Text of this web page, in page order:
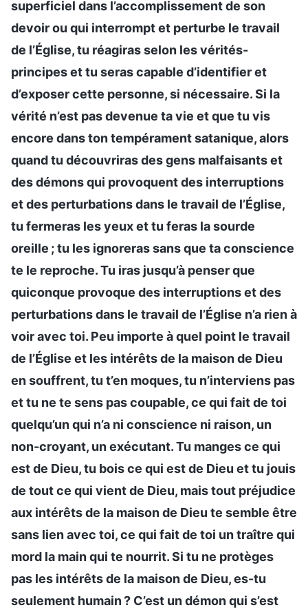
superficiel dans l’accomplissement de son
devoir ou qui interrompt et perturbe le travail
de l’Église, tu réagiras selon les vérités-
principes et tu seras capable d’identifier et
d’exposer cette personne, si nécessaire. Si la
vérité n’est pas devenue ta vie et que tu vis
encore dans ton tempérament satanique, alors
quand tu découvriras des gens malfaisants et
des démons qui provoquent des interruptions
et des perturbations dans le travail de l’Église,
tu fermeras les yeux et tu feras la sourde
oreille ; tu les ignoreras sans que ta conscience
te le reproche. Tu iras jusqu’à penser que
quiconque provoque des interruptions et des
perturbations dans le travail de l’Église n’a rien à
voir avec toi. Peu importe à quel point le travail
de l’Église et les intérêts de la maison de Dieu
en souffrent, tu t’en moques, tu n’interviens pas
et tu ne te sens pas coupable, ce qui fait de toi
quelqu’un qui n’a ni conscience ni raison, un
non-croyant, un exécutant. Tu manges ce qui
est de Dieu, tu bois ce qui est de Dieu et tu jouis
de tout ce qui vient de Dieu, mais tout préjudice
aux intérêts de la maison de Dieu te semble être
sans lien avec toi, ce qui fait de toi un traître qui
mord la main qui te nourrit. Si tu ne protèges
pas les intérêts de la maison de Dieu, es-tu
seulement humain ? C’est un démon qui s’est